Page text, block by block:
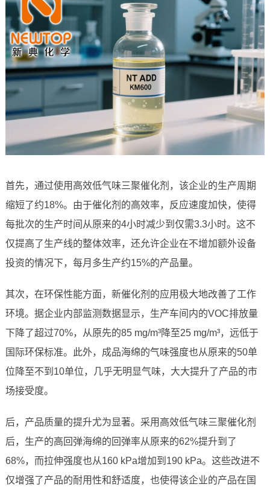
首先，通过使用高效低气味三聚催化剂，该企业的生产周期
缩短了约18%。由于催化剂的高效率，反应速度加快，使得
每批次的生产时间从原来的4小时减少到仅需3.3小时。这不
仅提高了生产线的整体效率，还允许企业在不增加额外设备
投资的情况下，每月多生产约15%的产品量。
其次，在环保性能方面，新催化剂的应用极大地改善了工作
环境。据企业内部监测数据显示，生产车间内的VOC排放量
下降了超过70%，从原先的85 mg/m³降至25 mg/m³，远低于
国际环保标准。此外，成品海绵的气味强度也从原来的50单
位降至不到10单位，几乎无明显气味，大大提升了产品的市
场接受度。
后，产品质量的提升尤为显著。采用高效低气味三聚催化剂
后，生产的高回弹海绵的回弹率从原来的62%提升到了
68%，而拉伸强度也从160 kPa增加到190 kPa。这些改进不
仅增强了产品的耐用性和舒适度，也使得该企业的产品在国